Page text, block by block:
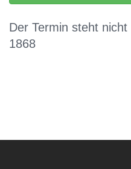
Der Termin steht
1868